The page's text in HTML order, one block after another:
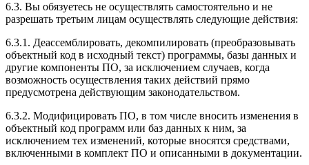
6.3. Вы обязуетесь не осуществлять самостоятельно и не
разрешать третьим лицам осуществлять следующие действия:
6.3.1. Деассемблировать, декомпилировать (преобразовывать
объектный код в исходный текст) программы, базы данных и
другие компоненты ПО, за исключением случаев, когда
возможность осуществления таких действий прямо
предусмотрена действующим законодательством.
6.3.2. Модифицировать ПО, в том числе вносить изменения в
объектный код программ или баз данных к ним, за
исключением тех изменений, которые вносятся средствами,
включенными в комплект ПО и описанными в документации.